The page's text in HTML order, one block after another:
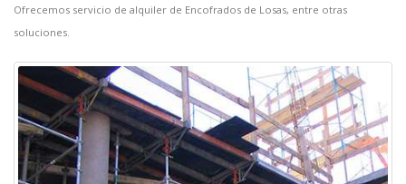
Ofrecemos servicio de alquiler de Encofrados de Losas, entre otras
soluciones.